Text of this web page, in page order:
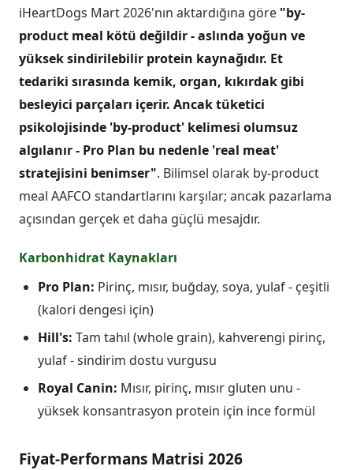
iHeartDogs Mart 2026'nın aktardığına göre "by-
product meal kötü değildir - aslında yoğun ve
yüksek sindirilebilir protein kaynağıdır. Et
tedariki sırasında kemik, organ, kıkırdak gibi
besleyici parçaları içerir. Ancak tüketici
psikolojisinde 'by-product' kelimesi olumsuz
algılanır - Pro Plan bu nedenle 'real meat'
stratejisini benimser". Bilimsel olarak by-product
meal AAFCO standartlarını karşılar; ancak pazarlama
açısından gerçek et daha güçlü mesajdır.
Karbonhidrat Kaynakları
Pro Plan: Pirinç, mısır, buğday, soya, yulaf - çeşitli
(kalori dengesi için)
Hill's: Tam tahıl (whole grain), kahverengi pirinç,
yulaf - sindirim dostu vurgusu
Royal Canin: Mısır, pirinç, mısır gluten unu -
yüksek konsantrasyon protein için ince formül
Fiyat-Performans Matrisi 2026